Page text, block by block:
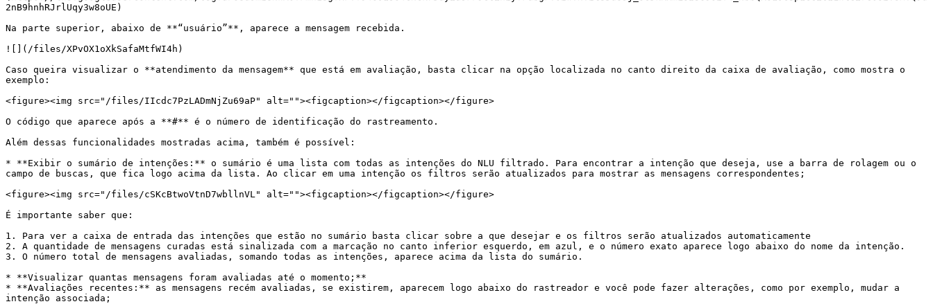
2nB9hnhRJrlUqy3w8oUE)
Na parte superior, abaixo de **“usuário”**, aparece a mensagem recebida.
![](/files/XPvOX1oXkSafaMtfWI4h)
Caso queira visualizar o **atendimento da mensagem** que está em avaliação, basta clicar na opção localizada no canto direito da caixa de avaliação, como mostra o
exemplo:
<figure><img src="/files/IIcdc7PzLADmNjZu69aP" alt=""><figcaption></figcaption></figure>
O código que aparece após a **#** é o número de identificação do rastreamento.
Além dessas funcionalidades mostradas acima, também é possível:
* **Exibir o sumário de intenções:** o sumário é uma lista com todas as intenções do NLU filtrado. Para encontrar a intenção que deseja, use a barra de rolagem ou o
campo de buscas, que fica logo acima da lista. Ao clicar em uma intenção os filtros serão atualizados para mostrar as mensagens correspondentes;
<figure><img src="/files/cSKcBtwoVtnD7wbllnVL" alt=""><figcaption></figcaption></figure>
É importante saber que:
1. Para ver a caixa de entrada das intenções que estão no sumário basta clicar sobre a que desejar e os filtros serão atualizados automaticamente
2. A quantidade de mensagens curadas está sinalizada com a marcação no canto inferior esquerdo, em azul, e o número exato aparece logo abaixo do nome da intenção.
3. O número total de mensagens avaliadas, somando todas as intenções, aparece acima da lista do sumário.
* **Visualizar quantas mensagens foram avaliadas até o momento;**
* **Avaliações recentes:** as mensagens recém avaliadas, se existirem, aparecem logo abaixo do rastreador e você pode fazer alterações, como por exemplo, mudar a
intenção associada;